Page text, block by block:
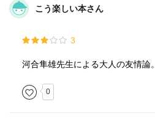
こう楽しい本さん
3
河合隼雄先生による大人の友情論。
0